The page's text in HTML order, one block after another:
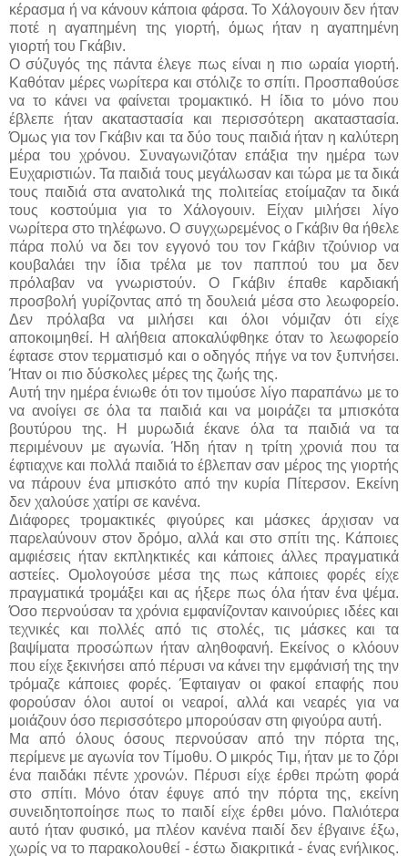
κέρασμα ή να κάνουν κάποια φάρσα. Το Χάλογουιν δεν ήταν
ποτέ η αγαπημένη της γιορτή, όμως ήταν η αγαπημένη
γιορτή του Γκάβιν.
Ο σύζυγός της πάντα έλεγε πως είναι η πιο ωραία γιορτή.
Καθόταν μέρες νωρίτερα και στόλιζε το σπίτι. Προσπαθούσε
να το κάνει να φαίνεται τρομακτικό. Η ίδια το μόνο που
έβλεπε ήταν ακαταστασία και περισσότερη ακαταστασία.
Όμως για τον Γκάβιν και τα δύο τους παιδιά ήταν η καλύτερη
μέρα του χρόνου. Συναγωνιζόταν επάξια την ημέρα των
Ευχαριστιών. Τα παιδιά τους μεγάλωσαν και τώρα με τα δικά
τους παιδιά στα ανατολικά της πολιτείας ετοίμαζαν τα δικά
τους κοστούμια για το Χάλογουιν. Είχαν μιλήσει λίγο
νωρίτερα στο τηλέφωνο. Ο συγχωρεμένος ο Γκάβιν θα ήθελε
πάρα πολύ να δει τον εγγονό του τον Γκάβιν τζούνιορ να
κουβαλάει την ίδια τρέλα με τον παππού του μα δεν
πρόλαβαν να γνωριστούν. Ο Γκάβιν έπαθε καρδιακή
προσβολή γυρίζοντας από τη δουλειά μέσα στο λεωφορείο.
Δεν πρόλαβα να μιλήσει και όλοι νόμιζαν ότι είχε
αποκοιμηθεί. Η αλήθεια αποκαλύφθηκε όταν το λεωφορείο
έφτασε στον τερματισμό και ο οδηγός πήγε να τον ξυπνήσει.
Ήταν οι πιο δύσκολες μέρες της ζωής της.
Αυτή την ημέρα ένιωθε ότι τον τιμούσε λίγο παραπάνω με το
να ανοίγει σε όλα τα παιδιά και να μοιράζει τα μπισκότα
βουτύρου της. Η μυρωδιά έκανε όλα τα παιδιά να τα
περιμένουν με αγωνία. Ήδη ήταν η τρίτη χρονιά που τα
έφτιαχνε και πολλά παιδιά το έβλεπαν σαν μέρος της γιορτής
να πάρουν ένα μπισκότο από την κυρία Πίτερσον. Εκείνη
δεν χαλούσε χατίρι σε κανένα.
Διάφορες τρομακτικές φιγούρες και μάσκες άρχισαν να
παρελαύνουν στον δρόμο, αλλά και στο σπίτι της. Κάποιες
αμφιέσεις ήταν εκπληκτικές και κάποιες άλλες πραγματικά
αστείες. Ομολογούσε μέσα της πως κάποιες φορές είχε
πραγματικά τρομάξει και ας ήξερε πως όλα ήταν ένα ψέμα.
Όσο περνούσαν τα χρόνια εμφανίζονταν καινούριες ιδέες και
τεχνικές και πολλές από τις στολές, τις μάσκες και τα
βαψίματα προσώπων ήταν αληθοφανή. Εκείνος ο κλόουν
που είχε ξεκινήσει από πέρυσι να κάνει την εμφάνισή της την
τρόμαζε κάποιες φορές. Έφταιγαν οι φακοί επαφής που
φορούσαν όλοι αυτοί οι νεαροί, αλλά και νεαρές για να
μοιάζουν όσο περισσότερο μπορούσαν στη φιγούρα αυτή.
Μα από όλους όσους περνούσαν από την πόρτα της,
περίμενε με αγωνία τον Τίμοθυ. Ο μικρός Τιμ, ήταν με το ζόρι
ένα παιδάκι πέντε χρονών. Πέρυσι είχε έρθει πρώτη φορά
στο σπίτι. Μόνο όταν έφυγε από την πόρτα της, εκείνη
συνειδητοποίησε πως το παιδί είχε έρθει μόνο. Παλιότερα
αυτό ήταν φυσικό, μα πλέον κανένα παιδί δεν έβγαινε έξω,
χωρίς να το παρακολουθεί - έστω διακριτικά - ένας ενήλικος.